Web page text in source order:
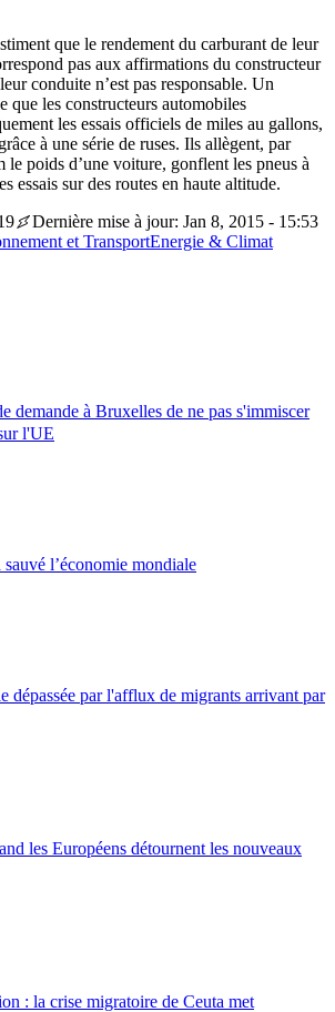
que le rendement du carburant de leur
pas aux affirmations du constructeur
conduite n’est pas responsable. Un
que les constructeurs automobiles
les essais officiels de miles au gallons,
à une série de ruses. Ils allègent, par
le poids d’une voiture, gonflent les pneus à
essais sur des routes en haute altitude.
Dernière mise à jour: Jan 8, 2015 - 15:53
et TransportEnergie & Climat
à Bruxelles de ne pas s'immiscer
l'UE
l’économie mondiale
dépassée par l'afflux de migrants arrivant par
les Européens détournent les nouveaux
: la crise migratoire de Ceuta met